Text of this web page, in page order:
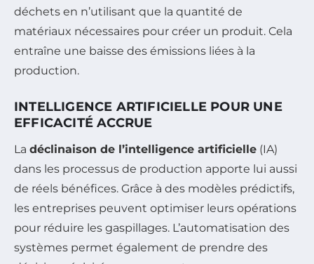
déchets en n’utilisant que la quantité de
matériaux nécessaires pour créer un produit. Cela
entraîne une baisse des émissions liées à la
production.
INTELLIGENCE ARTIFICIELLE POUR UNE
EFFICACITÉ ACCRUE
La déclinaison de l’intelligence artificielle (IA)
dans les processus de production apporte lui aussi
de réels bénéfices. Grâce à des modèles prédictifs,
les entreprises peuvent optimiser leurs opérations
pour réduire les gaspillages. L’automatisation des
systèmes permet également de prendre des